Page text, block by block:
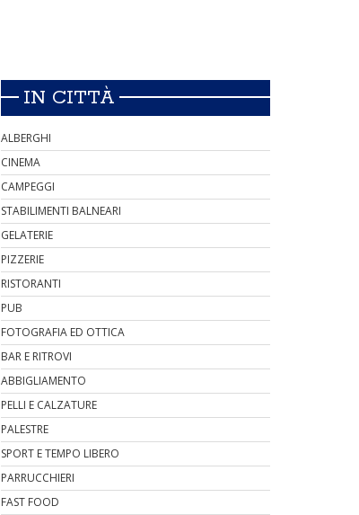
IN CITTÀ
ALBERGHI
CINEMA
CAMPEGGI
STABILIMENTI BALNEARI
GELATERIE
PIZZERIE
RISTORANTI
PUB
FOTOGRAFIA ED OTTICA
BAR E RITROVI
ABBIGLIAMENTO
PELLI E CALZATURE
PALESTRE
SPORT E TEMPO LIBERO
PARRUCCHIERI
FAST FOOD